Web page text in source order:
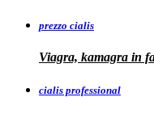
prezzo cialis
Viagra, kamagra in
cialis professional